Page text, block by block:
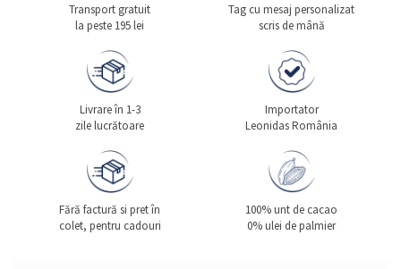
Transport gratuit
la peste 195 lei
Tag cu mesaj personalizat
scris de mână
Livrare în 1-3
zile lucrătoare
Importator
Leonidas România
Fără factură si pret în
colet, pentru cadouri
100% unt de cacao
0% ulei de palmier